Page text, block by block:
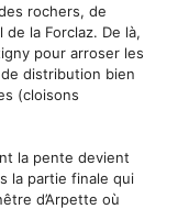
rochers, de
de la Forclaz. De là,
pour arroser les
distribution bien
(cloisons
la pente devient
la partie finale qui
d’Arpette où